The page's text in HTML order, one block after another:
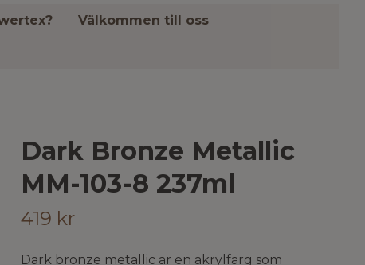
Välkommen till oss
Dark Bronze Metallic
MM-103-8 237ml
419 kr
Dark bronze metallic är en akrylfärg som